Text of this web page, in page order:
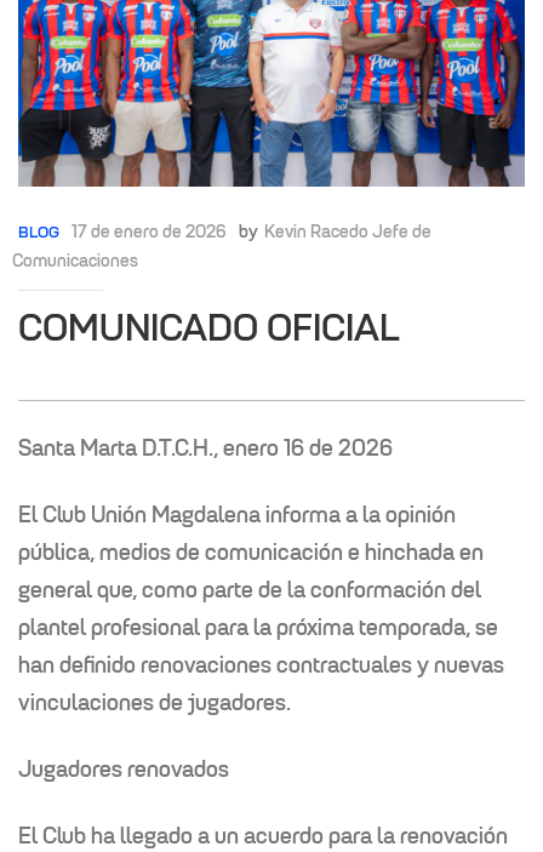
BLOG 17 de enero de 2026 by Kevin Racedo Jefe de
Comunicaciones
COMUNICADO OFICIAL
Santa Marta D.T.C.H., enero 16 de 2026
El Club Unión Magdalena informa a la opinión
pública, medios de comunicación e hinchada en
general que, como parte de la conformación del
plantel profesional para la próxima temporada, se
han definido renovaciones contractuales y nuevas
vinculaciones de jugadores.
Jugadores renovados
El Club ha llegado a un acuerdo para la renovación